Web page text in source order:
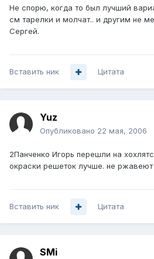
Не спорю, когда то был лучший
см тарелки и молчат.. и другим не
Сергей.
Вставить ник Цитата
Yuz
Опубликовано 22 мая, 2006
2Панченко Игорь перешли на
окраски решеток лучше. не
Вставить ник Цитата
SMi